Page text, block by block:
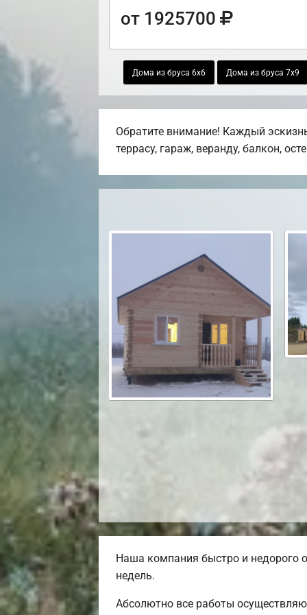
от 1925700
Дома из бруса 6х6 Дома из бруса 7х9
Обратите внимание! Каждый
террасу, гараж, веранду, балкон,
Наша компания быстро и недорого
недель.
Абсолютно все работы